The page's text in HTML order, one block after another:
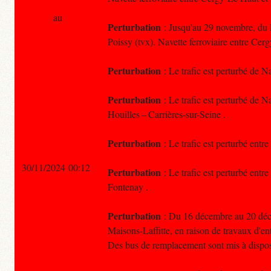
Perturbation : Jusqu'au 29 novembre,
Poissy (tvx). Navette ferroviaire entre
Perturbation : Le trafic est perturbé de
Perturbation : Le trafic est perturbé de
Houilles – Carrières-sur-Seine .
Perturbation : Le trafic est perturbé
Perturbation : Le trafic est perturbé
Fontenay .
Perturbation : Du 16 décembre au 20
Maisons-Laffitte, en raison de travaux
Des bus de remplacement sont mis à
au
30/11/2024 00:12